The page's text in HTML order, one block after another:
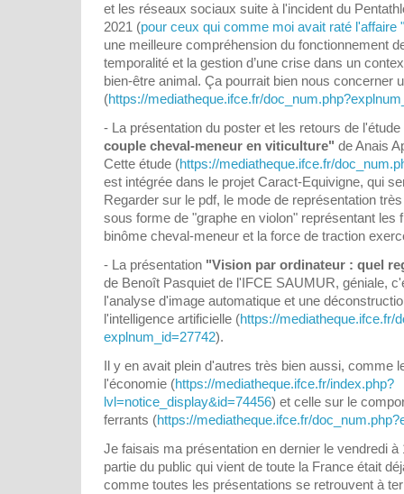
et les réseaux sociaux suite à l'incident du
2021 (pour ceux qui comme moi avait raté l'affaire
une meilleure compréhension du fonctionnement
temporalité et la gestion d’une crise dans un
bien-être animal. Ça pourrait bien nous concerner
(https://mediatheque.ifce.fr/
- La présentation du poster et les retours de l'étude
couple cheval-meneur en viticulture" de Anais
Cette étude (https://mediatheque.ifce.fr/
est intégrée dans le projet Caract-Equivigne, qui
Regarder sur le pdf, le mode de représentation
sous forme de "graphe en violon" représentant les
binôme cheval-meneur et la force de traction
- La présentation "Vision par ordinateur : quel
de Benoît Pasquiet de l'IFCE SAUMUR, géniale,
l'analyse d'image automatique et une
l'intelligence artificielle (https://mediatheque.ifce.fr/
explnum_id=27742).
Il y en avait plein d'autres très bien aussi, comme
l'économie (https://mediatheque.ifce.fr/index.php?
lvl=notice_display&id=74456) et celle sur le
ferrants (https://mediatheque.ifce.fr/
Je faisais ma présentation en dernier le vendredi à
partie du public qui vient de toute la France était
comme toutes les présentations se retrouvent à